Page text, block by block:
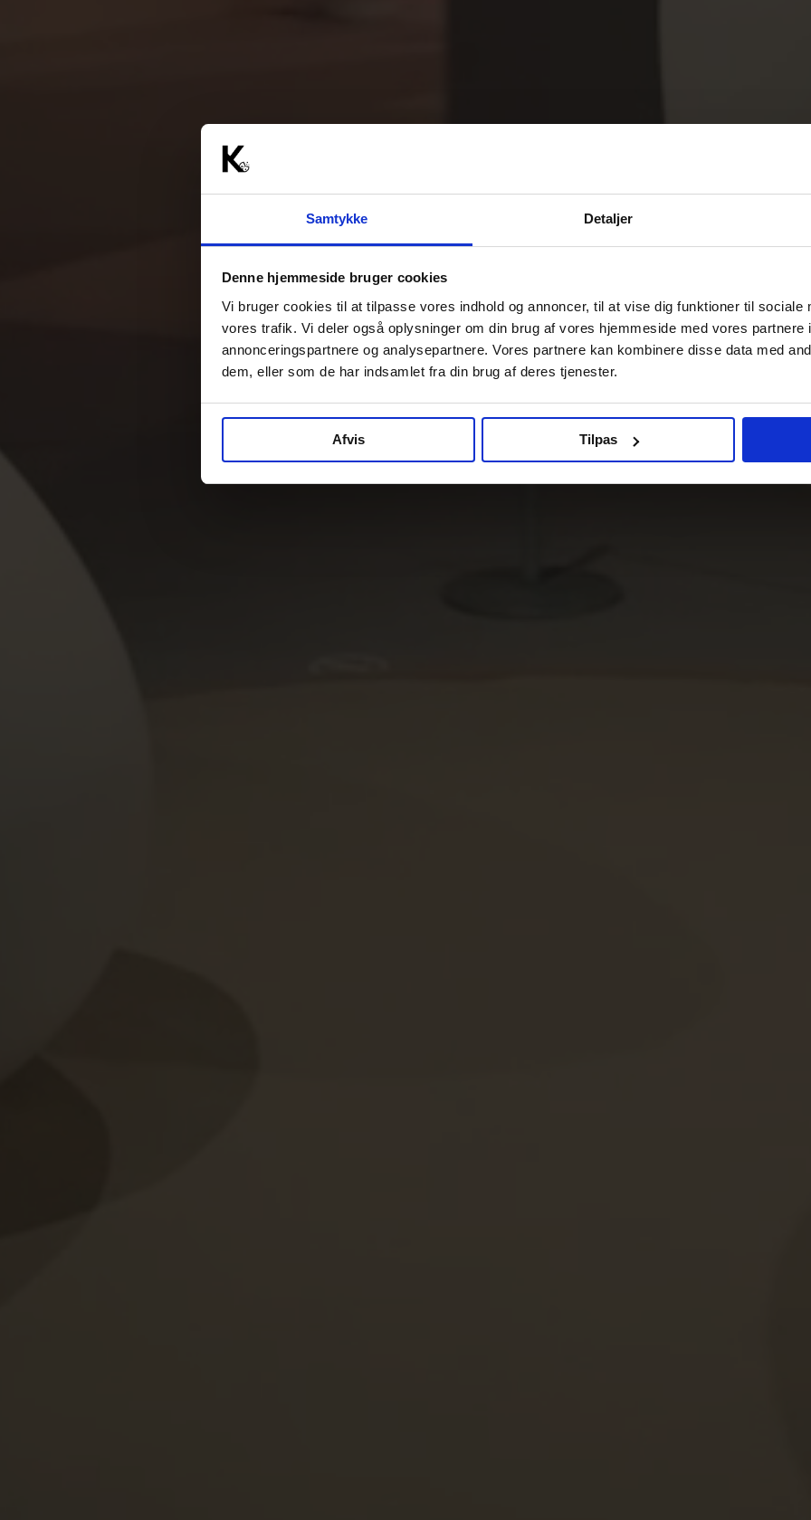
Samtykke Detaljer
Denne hjemmeside bruger cookies
Vi bruger cookies til at tilpasse vores indhold og annoncer, til at vise dig funktioner til sociale
vores trafik. Vi deler også oplysninger om din brug af vores hjemmeside med vores partnere
annonceringspartnere og analysepartnere. Vores partnere kan kombinere disse data med
dem, eller som de har indsamlet fra din brug af deres tjenester.
Afvis Tilpas